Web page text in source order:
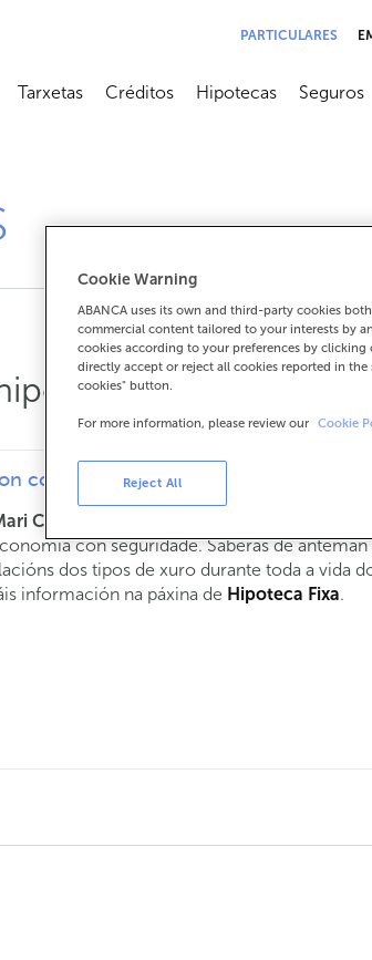
PARTICULARES
Abrir submenú
Tarxetas
Abrir submenú
Créditos
Abrir submenú
Hipotecas
Abrir
Seguros
con cotas
cotas estables?
Carmen
con seguridade. Saberás de
dos tipos de xuro durante toda a vida
información na páxina de Hipoteca Fixa.
Cookie Warning
ABANCA uses its own and third-party cookies
commercial content tailored to your interests by
cookies according to your preferences by
directly accept or reject all cookies reported in
cookies" button.
For more information, please review our Cookie
Reject All